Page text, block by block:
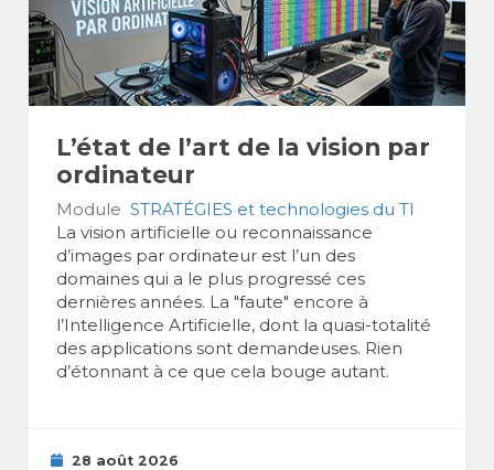
L’état de l’art de la vision par
ordinateur
Module STRATÉGIES et technologies du TI
La vision artificielle ou reconnaissance
d’images par ordinateur est l’un des
domaines qui a le plus progressé ces
dernières années. La "faute" encore à
l’Intelligence Artificielle, dont la quasi-totalité
des applications sont demandeuses. Rien
d’étonnant à ce que cela bouge autant.
28 août 2026